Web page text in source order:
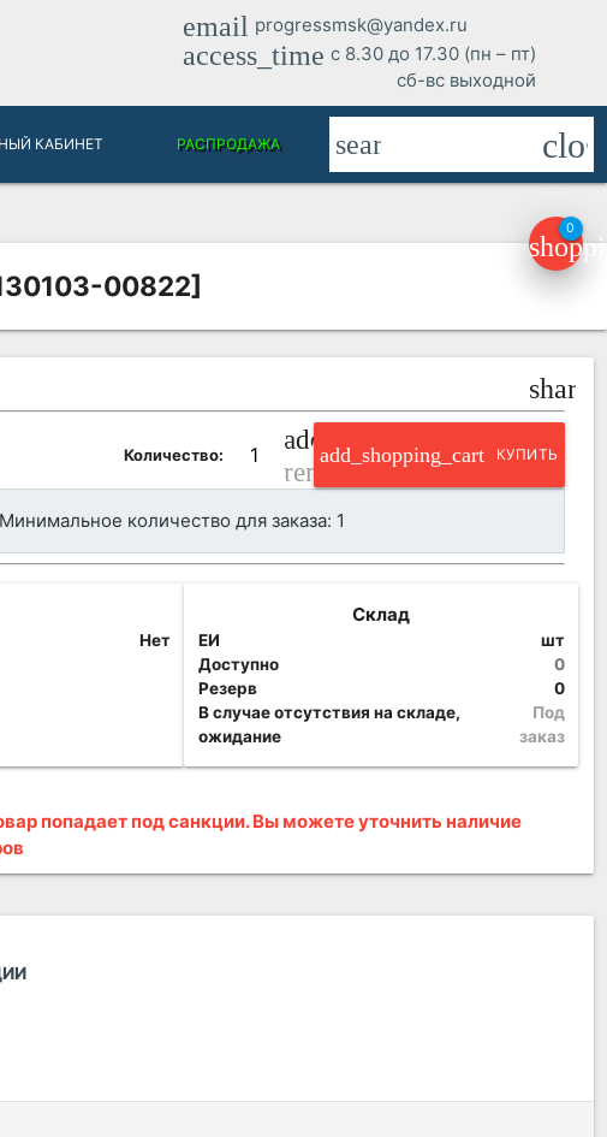
email progressmsk@yandex.ru
access_time с 8.30 до 17.30 (пн – пт)
сб-вс выходной
КАБИНЕТ РАСПРОДАЖА search
0
00822]
share
Количество:
add_circle_outline
remove_circle_outline
add_shopping_cart КУПИТЬ
Минимальное количество для заказа: 1
Нет
Склад
ЕИ
шт
Доступно
0
Резерв
0
В случае отсутствия на складе,
ожидание
Под
заказ
попадает под санкции. Вы можете уточнить наличие